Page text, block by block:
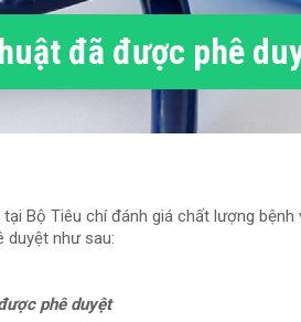
đã được phê
Bộ Tiêu chí đánh giá chất lượng bệnh
duyệt như sau:
phê duyệt